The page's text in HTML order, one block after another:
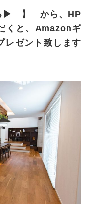
▶ 】 から、HP
くと、Amazonギ
レゼント致します